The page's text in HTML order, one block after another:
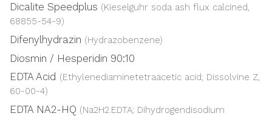
Dicalite Speedplus (Kieselguhr soda ash flux calcined,
68855-54-9)
Difenylhydrazin (Hydrazobenzene)
Diosmin / Hesperidin 90:10
EDTA Acid (Ethylenediaminetetraacetic acid; Dissolvine Z,
60-00-4)
EDTA NA2-HQ (Na2H2.EDTA; Dihydrogendisodium